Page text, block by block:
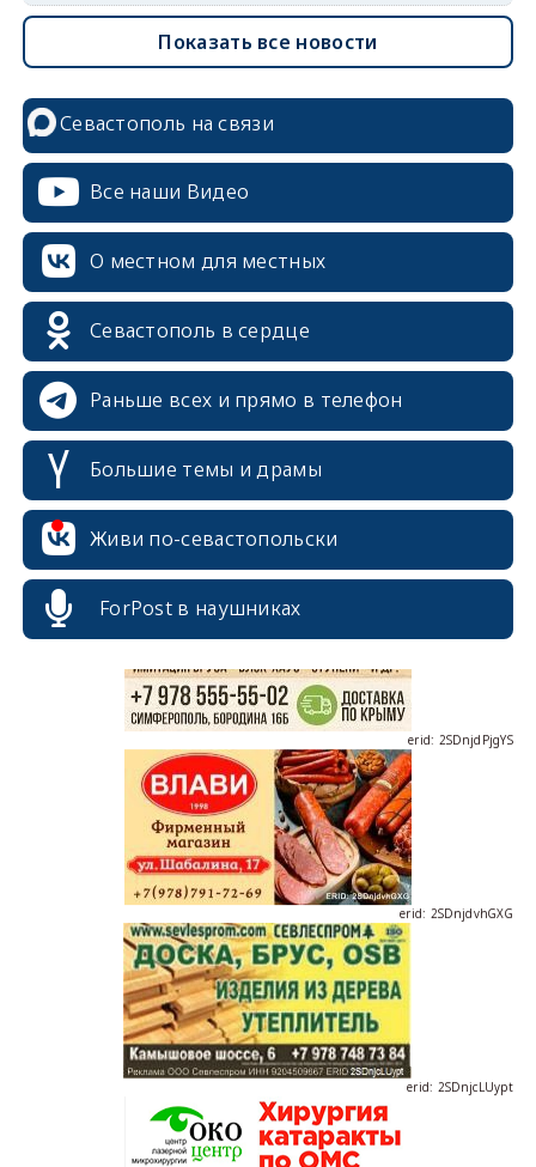
Показать все новости
Севастополь на связи
Все наши Видео
О местном для местных
Севастополь в сердце
Раньше всех и прямо в телефон
Большие темы и драмы
Живи по-севастопольски
ForPost в наушниках
erid: 2SDnjcrDNw6
erid: 2SDnjdPjgYS
erid: 2SDnjdvhGXG